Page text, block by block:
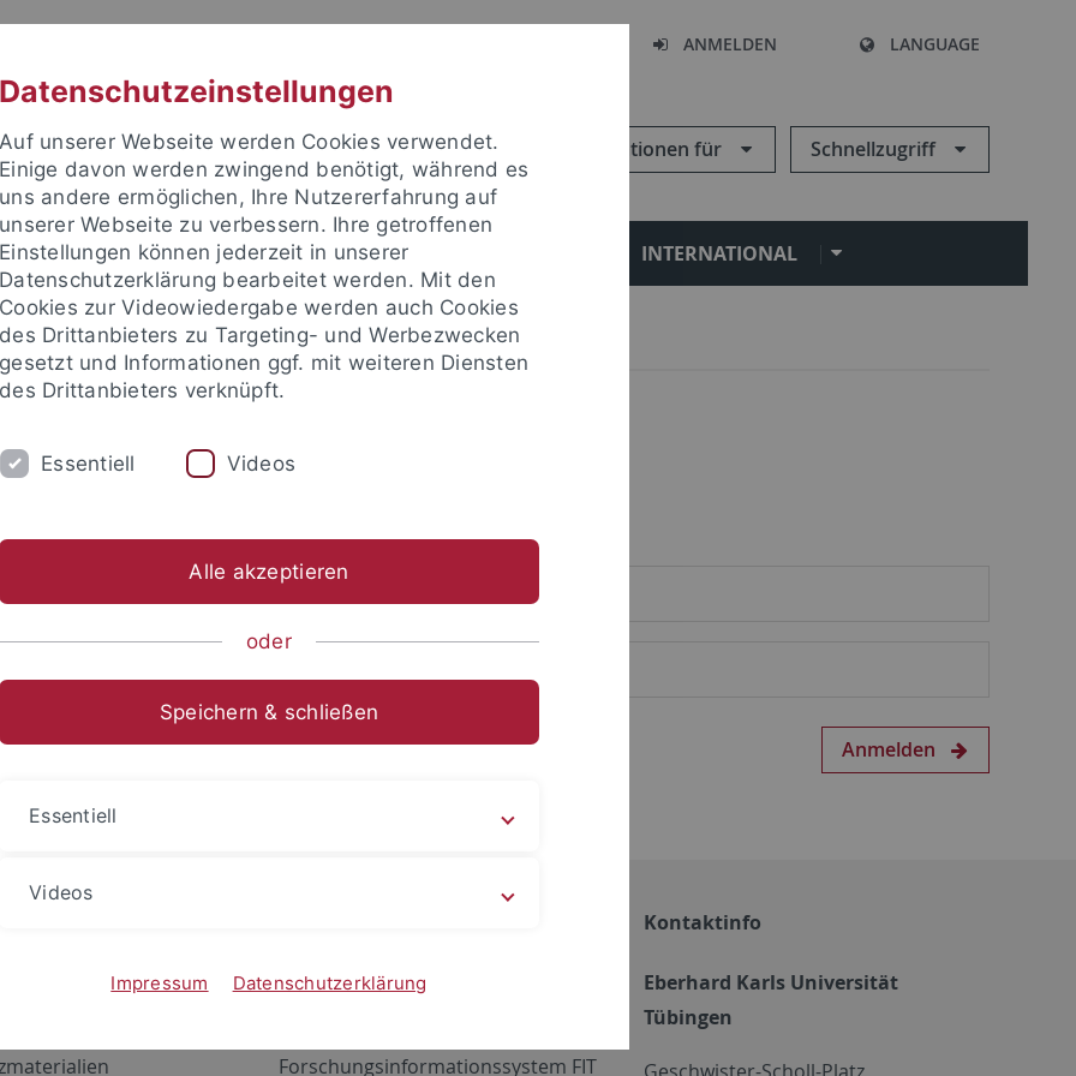
ANMELDEN LANGUAGE
Informationen für Schnellzugriff
FORSCHUNG EINRICHTUNGEN INTERNATIONAL
um sich anzumelden:
Anmelden
Netzwerk
ALMA
Forschungsinformationssystem FIT
Kontaktinfo
Eberhard Karls Universität
Tübingen
Datenschutzeinstellungen
Auf unserer Webseite werden Cookies verwendet.
Einige davon werden zwingend benötigt, während es
uns andere ermöglichen, Ihre Nutzererfahrung auf
unserer Webseite zu verbessern. Ihre getroffenen
Einstellungen können jederzeit in unserer
Datenschutzerklärung bearbeitet werden. Mit den
Cookies zur Videowiedergabe werden auch Cookies
des Drittanbieters zu Targeting- und Werbezwecken
gesetzt und Informationen ggf. mit weiteren Diensten
des Drittanbieters verknüpft.
Essentiell Videos
Alle akzeptieren
oder
Speichern & schließen
Essentiell
Videos
Impressum Datenschutzerklärung